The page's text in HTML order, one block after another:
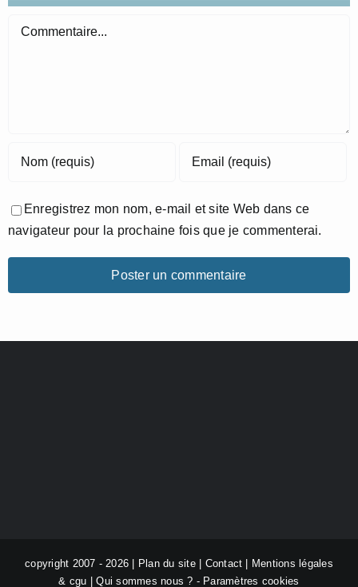
Commentaire
Enregistrez mon nom, e-mail et site Web dans ce
navigateur pour la prochaine fois que je commenterai.
copyright 2007 - 2026 | Plan du site| Contact
Mentions légales
& cgu |Qui sommes nous ? - Paramètres cookies